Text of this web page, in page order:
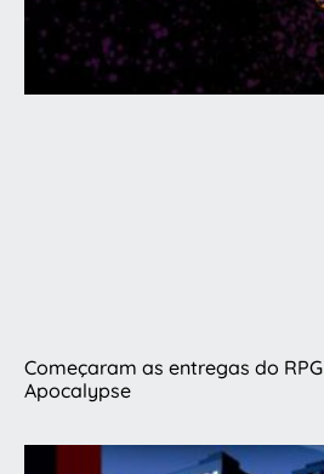
Começaram as entregas do
Apocalypse